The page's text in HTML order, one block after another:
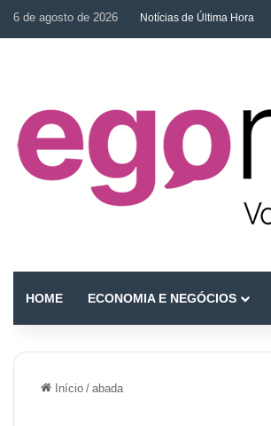
6 de agosto de 2026 Notícias de Última Hora
HOME ECONOMIA E NEGÓCIOS
Início / abada